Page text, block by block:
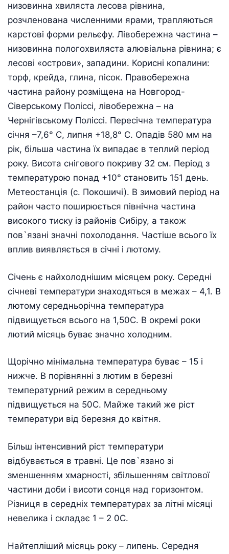
низовинна хвиляста лесова рівнина,
розчленована численними ярами, трапляються
карстові форми рельєфу. Лівобережна частина –
низовинна пологохвиляста алювіальна рівнина; є
лесові «острови», западини. Корисні копалини:
торф, крейда, глина, пісок. Правобережна
частина району розміщена на Новгород-
Сіверському Поліссі, лівобережна – на
Чернігівському Поліссі. Пересічна температура
січня –7,6° С, липня +18,8° С. Опадів 580 мм на
рік, більша частина їх випадає в теплий період
року. Висота снігового покриву 32 см. Період з
температурою понад +10° становить 151 день.
Метеостанція (с. Покошичі). В зимовий період на
район часто поширюється північна частина
високого тиску із районів Сибіру, а також
пов`язані значні похолодання. Частіше всього їх
вплив виявляється в січні і лютому.
Січень є найхолоднішим місяцем року. Середні
січневі температури знаходяться в межах – 4,1. В
лютому середньорічна температура
підвищується всього на 1,50С. В окремі роки
лютий місяць буває значно холодним.
Щорічно мінімальна температура буває – 15 і
нижче. В порівнянні з лютим в березні
температурний режим в середньому
підвищується на 50С. Майже такий же ріст
температури від березня до квітня.
Більш інтенсивний ріст температури
відбувається в травні. Це пов`язано зі
зменшенням хмарності, збільшенням світлової
частини доби і висоти сонця над горизонтом.
Різниця в середніх температурах за літні місяці
невелика і складає 1 – 2 0С.
Найтепліший місяць року – липень. Середня